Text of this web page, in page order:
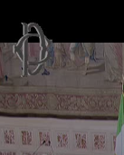
WebTV
Vai al menu di
Contenuto